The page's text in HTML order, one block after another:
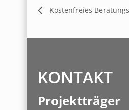
Kostenfreies
KONTAKT
Projektträger